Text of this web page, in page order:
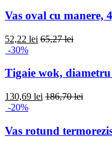
Vas oval cu manere,
52,22 lei 65,27 lei
-30%
Tigaie wok,
130,69 lei 186,70 lei
-20%
Vas rotund